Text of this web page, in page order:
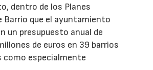
dentro de los Planes
Barrio que el ayuntamiento
un presupuesto anual de
de euros en 39 barrios
como especialmente